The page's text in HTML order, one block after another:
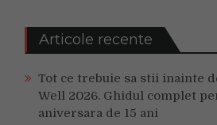
Articole recente
Tot ce trebuie sa stii inainte
Well 2026. Ghidul complet
aniversara de 15 ani